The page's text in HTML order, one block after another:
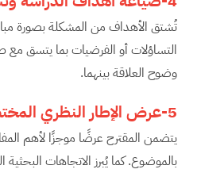
تُشتق الأهداف من المشكلة بصورة
التساؤلات أو الفرضيات بما يتسق مع
وضوح العلاقة بينهما.
5-عرض الإطار النظري المختصر
يتضمن المقترح عرضًا موجزًا لأهم
بالموضوع. كما يُبرز الاتجاهات